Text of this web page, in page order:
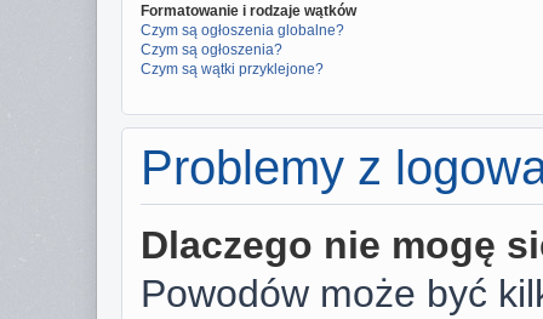
Formatowanie i rodzaje wątków
Czym są ogłoszenia globalne?
Czym są ogłoszenia?
Czym są wątki przyklejone?
Problemy z
Dlaczego nie mogę
Powodów może być